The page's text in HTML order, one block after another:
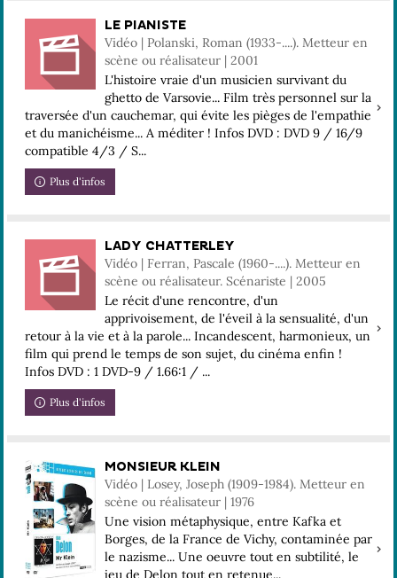
LE PIANISTE
Vidéo | Polanski, Roman (1933-....). Metteur en
scène ou réalisateur | 2001
L'histoire vraie d'un musicien survivant du
ghetto de Varsovie... Film très personnel sur la
traversée d'un cauchemar, qui évite les pièges de l'empathie
et du manichéisme... A méditer ! Infos DVD : DVD 9 / 16/9
compatible 4/3 / S...
Plus d'infos
LADY CHATTERLEY
Vidéo | Ferran, Pascale (1960-....). Metteur en
scène ou réalisateur. Scénariste | 2005
Le récit d'une rencontre, d'un
apprivoisement, de l'éveil à la sensualité, d'un
retour à la vie et à la parole... Incandescent, harmonieux, un
film qui prend le temps de son sujet, du cinéma enfin !
Infos DVD : 1 DVD-9 / 1.66:1 / ...
Plus d'infos
MONSIEUR KLEIN
Vidéo | Losey, Joseph (1909-1984). Metteur en
scène ou réalisateur | 1976
Une vision métaphysique, entre Kafka et
Borges, de la France de Vichy, contaminée par
le nazisme... Une oeuvre tout en subtilité, le
jeu de Delon tout en retenue...